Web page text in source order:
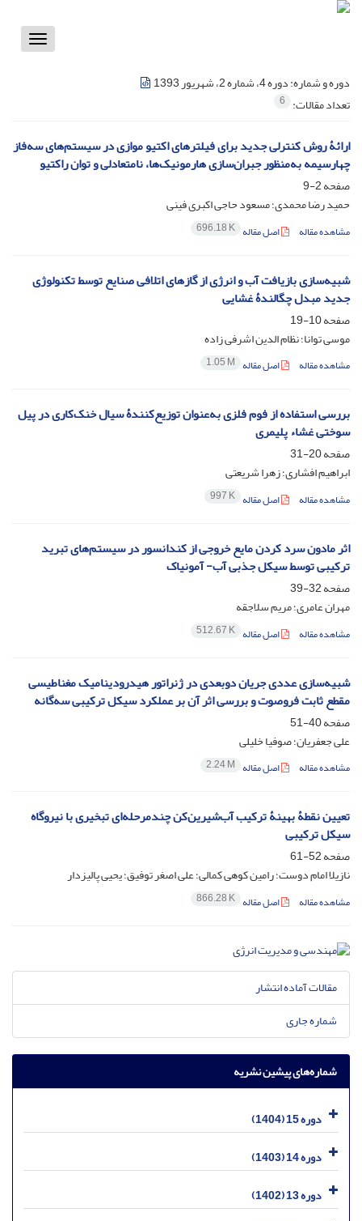
Toggle
دوره و شماره:دوره 4، شماره 2، شهریور 1393
تعداد مقالات: 6
ارائۀ روش کنترلی جدید برای فیلترهای اکتیو موازی در سیستم‌های سه‌فاز
چهارسیمه به‌منظور جبران‌سازی هارمونیک‌ها، نامتعادلی و توان راکتیو
صفحه2-9
حمید رضا محمدی؛ مسعود حاجی اکبری فینی
مشاهده مقاله اصل مقاله 696.18 K
شبیه‌سازی بازیافت آب و انرژی از گازهای اتلافی صنایع توسط تکنولوژی
جدید مبدل چگالندۀ غشایی
صفحه10-19
موسی توانا؛ نظام الدین اشرفی زاده
مشاهده مقاله اصل مقاله 1.05 M
بررسی استفاده از فوم فلزی به‌عنوان توزیع‌کنندۀ سیال خنک‌کاری در پیل
سوختی غشاء پلیمری
صفحه20-31
ابراهیم افشاری؛ زهرا شریعتی
مشاهده مقاله اصل مقاله 997 K
اثر مادون سرد کردن مایع خروجی از کندانسور در سیستم‌های تبرید
ترکیبی توسط سیکل جذبی آب- آمونیاک
صفحه32-39
مهران عامری؛ مریم سلاجقه
مشاهده مقاله اصل مقاله 512.67 K
شبیه‌سازی عددی جریان دوبعدی در ژنراتور هیدرودینامیک مغناطیسی
مقطع ثابت فروصوت و بررسی اثر آن بر عملکرد سیکل ترکیبی سه‌گانه
صفحه40-51
علی جعفریان؛ صوفیا خلیلی
مشاهده مقاله اصل مقاله 2.24 M
تعیین نقطۀ بهینۀ ترکیب آب‌شیرین‌کن چندمرحله‌ای تبخیری با نیروگاه
سیکل ترکیبی
صفحه52-61
نازیلا امام دوست؛ رامین کوهی کمالی؛ علی اصغر توفیق؛ یحیی پالیزدار
مشاهده مقاله اصل مقاله 866.28 K
مقالات آماده انتشار
شماره جاری
شماره‌های پیشین نشریه
دوره 15 (1404)
دوره 14 (1403)
دوره 13 (1402)